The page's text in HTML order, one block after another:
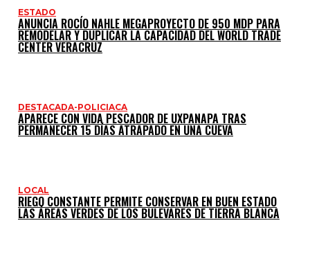
ESTADO
ANUNCIA ROCÍO NAHLE MEGAPROYECTO DE 950 MDP PARA
REMODELAR Y DUPLICAR LA CAPACIDAD DEL WORLD TRADE
CENTER VERACRUZ
DESTACADA-POLICIACA
APARECE CON VIDA PESCADOR DE UXPANAPA TRAS
PERMANECER 15 DÍAS ATRAPADO EN UNA CUEVA
LOCAL
RIEGO CONSTANTE PERMITE CONSERVAR EN BUEN ESTADO
LAS ÁREAS VERDES DE LOS BULEVARES DE TIERRA BLANCA